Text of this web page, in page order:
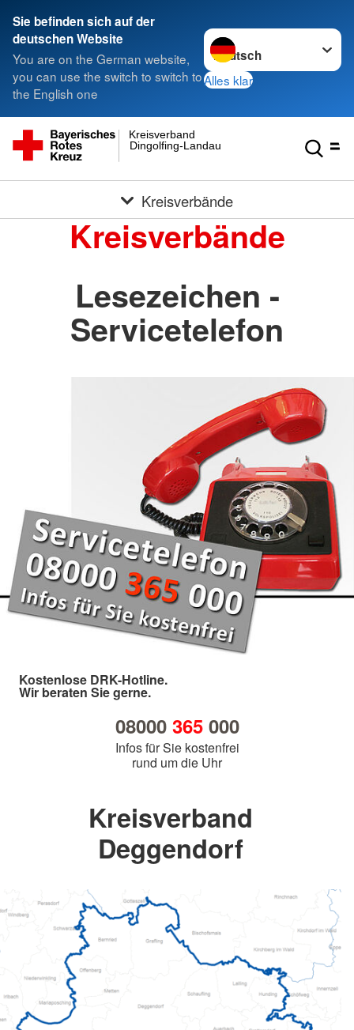
Sie befinden sich auf der
deutschen Website
You are on the German website,
you can use the switch to switch to
the English one
Sprache wechseln zu
Alles klar
Dingolfing-Landau
Kreisverband
Kreisverbände
Kreisverbände
Lesezeichen -
Servicetelefon
Kostenlose DRK-Hotline.
Wir beraten Sie gerne.
08000 365000
Infos für Sie kostenfrei
rund um die Uhr
Kreisverband
Deggendorf